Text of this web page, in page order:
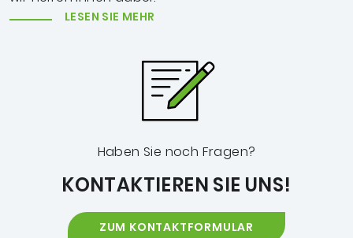
LESEN SIE MEHR
Haben Sie noch Fragen?
KONTAKTIEREN SIE UNS!
ZUM KONTAKTFORMULAR